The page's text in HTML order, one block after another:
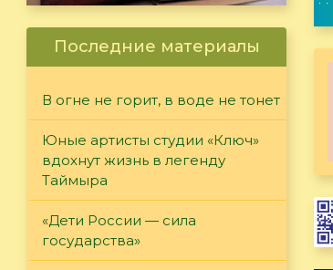
Последние материалы
В огне не горит, в воде не тонет
Юные артисты студии «Ключ»
вдохнут жизнь в легенду
Таймыра
«Дети России — сила
государства»